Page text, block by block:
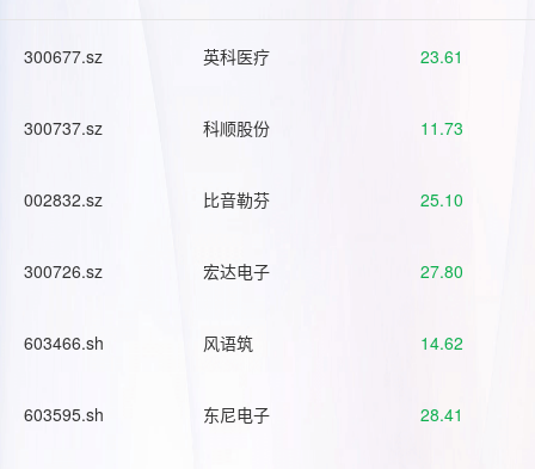
300677.sz 英科医疗 23.61
300737.sz 科顺股份 11.73
002832.sz 比音勒芬 25.10
300726.sz 宏达电子 27.80
603466.sh 风语筑 14.62
603595.sh 东尼电子 28.41